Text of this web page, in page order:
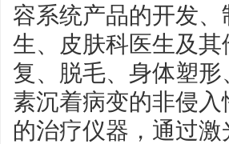
容系统产品的开发
生、皮肤科医生及
复、脱毛、身体塑
素沉着病变的非侵
的治疗仪器，通过